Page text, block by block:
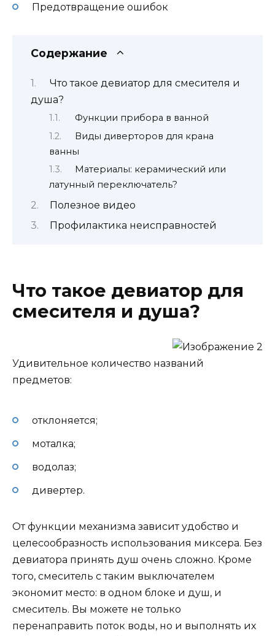
Предотвращение ошибок
Содержание
Что такое девиатор для смесителя и
душа?
Функции прибора в ванной
Виды диверторов для крана
ванны
Материалы: керамический или
латунный переключатель?
Полезное видео
Профилактика неисправностей
Что такое девиатор для
смесителя и душа?
Удивительное количество названий
предметов:
отклоняется;
моталка;
водолаз;
дивертер.
От функции механизма зависит удобство и
целесообразность использования миксера. Без
девиатора принять душ очень сложно. Кроме
того, смеситель с таким выключателем
экономит место: в одном блоке и душ, и
смеситель. Вы можете не только
перенаправить поток воды, но и выполнять их